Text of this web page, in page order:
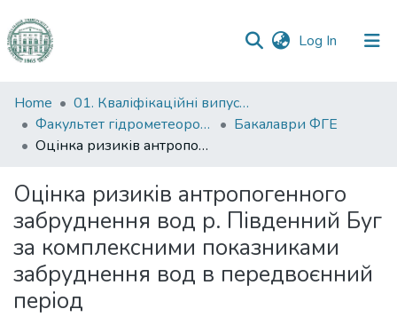
Log In (current)
Communities
&
Collections
Statistics
Home
01. Кваліфікаційні випускні роботи здобувачів вищої освіти
Факультет гідрометеорології і екології
Бакалаври ФГЕ
Оцінка ризиків антропогенного забруднення вод р. Південний Буг за комплексними показниками забруднення вод в передвоєнний період
Оцінка ризиків антропогенного
забруднення вод р. Південний Буг
за комплексними показниками
забруднення вод в передвоєнний
період